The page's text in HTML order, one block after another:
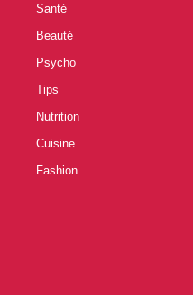
Santé
Beauté
Psycho
Tips
Nutrition
Cuisine
Fashion